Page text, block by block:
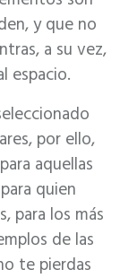
y que no
a su vez,
espacio.
por ello,
aquellas
quien
para los más
de las
te pierdas